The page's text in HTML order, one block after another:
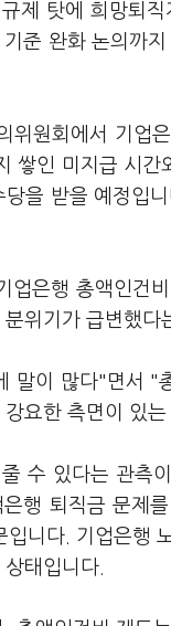
제 탓에 희망퇴
준 완화 논의까
위원회에서 기업
쌓인 미지급 시
을 받을 예정입
은행 총액인건
위기가 급변했다
말이 많다"면서 "
요한 측면이 있
수 있다는 관측
행 퇴직금 문제
니다. 기업은행
태입니다.